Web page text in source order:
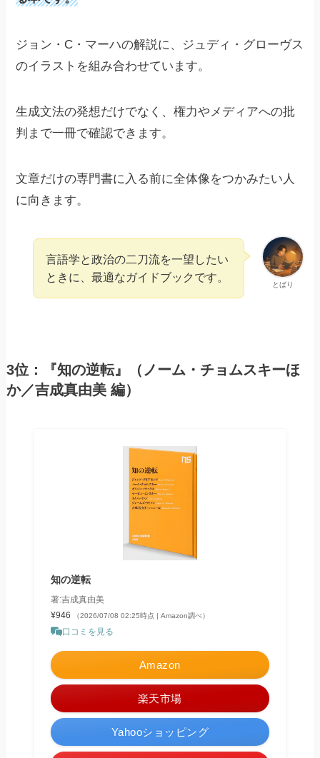
ジョン・C・マーハの解説に、ジュディ・グローヴス
のイラストを組み合わせています。
生成文法の発想だけでなく、権力やメディアへの批
判まで一冊で確認できます。
文章だけの専門書に入る前に全体像をつかみたい人
に向きます。
とばり
言語学と政治の二刀流を一望したい
ときに、最適なガイドブックです。
3位：『知の逆転』（ノーム・チョムスキーほ
か／吉成真由美 編）
知の逆転
著:吉成真由美
¥946
（2026/07/08 02:25時点 | Amazon調べ）
口コミを見る
Amazon
楽天市場
Yahooショッピング